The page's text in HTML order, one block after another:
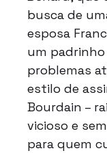
busca de
esposa
um padrinho
problemas
estilo de
Bourdain –
vicioso e
para quem